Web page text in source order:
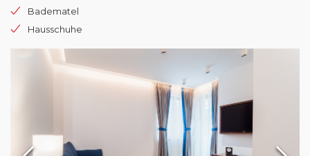
Badematel
Hausschuhe